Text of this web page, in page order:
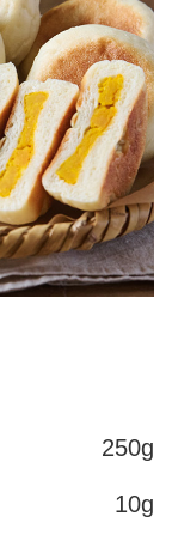
250g
10g